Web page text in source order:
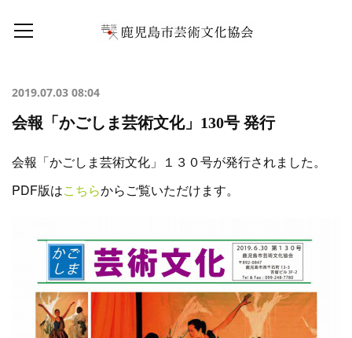
2019.07.03 08:04
会報「かごしま芸術文化」130号 発行
会報「かごしま芸術文化」１３０号が発行されました。
PDF版はこちらからご覧いただけます。